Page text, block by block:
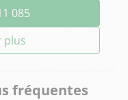
085
plus
fréquentes